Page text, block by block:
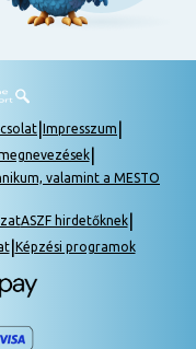
Impresszum
|
valamint a MESTO
ASZF hirdetőknek|
| Képzési programok